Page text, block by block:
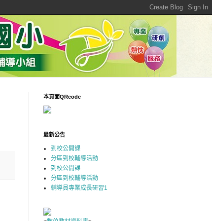
本頁面QRcode
最新公告
到校公開課
分區到校輔導活動
到校公開課
分區到校輔導活動
輔導員專業成長研習1